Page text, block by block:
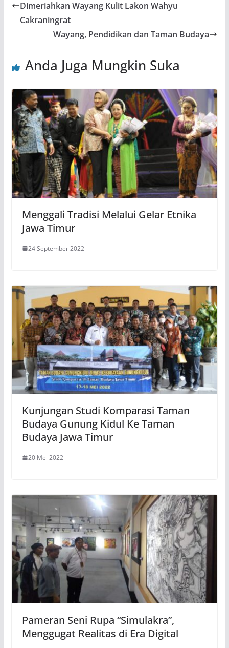
Dimeriahkan Wayang Kulit Lakon Wahyu
Cakraningrat
Wayang, Pendidikan dan Taman Budaya
Anda Juga Mungkin Suka
Menggali Tradisi Melalui Gelar Etnika
Jawa Timur
24 September 2022
Kunjungan Studi Komparasi Taman
Budaya Gunung Kidul Ke Taman
Budaya Jawa Timur
20 Mei 2022
Pameran Seni Rupa “Simulakra”,
Menggugat Realitas di Era Digital